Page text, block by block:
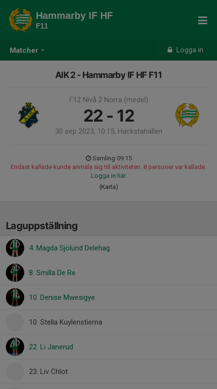
Matcher Logga in
Hammarby IF HF
F11
AIK 2 - Hammarby IF HF F11
F12 Nivå 2 Norra (medel)
22 - 12
30 sep 2023, 10:15, Hackstahallen
Samling 09:15
Endast kallade kunde anmäla sig till aktiviteten. 8 personer var kallade.
Logga in här
(Karta)
Laguppställning
4. Magda Sjölund Delehag
8. Smilla De Re
10. Denise Mwesigye
10. Stella Kuylenstierna
22. Li Janerud
23. Liv Chlot